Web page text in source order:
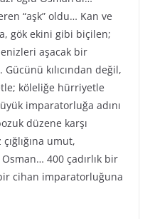
“aşk” oldu… Kan ve
gök ekini gibi biçilen;
aşacak bir
kılıcından değil,
köleliğe hürriyetle
imparatorluğa adını
düzene karşı
umut,
400 çadırlık bir
cihan imparatorluğuna